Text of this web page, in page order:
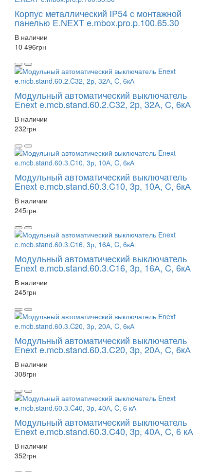
Корпус металлический IP54 с монтажной
панелью E.NEXT e.mbox.pro.p.100.65.30
В наличии
10 496грн
Модульный автоматический выключатель
Enext e.mcb.stand.60.2.C32, 2р, 32А, C, 6кА
В наличии
232грн
Модульный автоматический выключатель
Enext e.mcb.stand.60.3.C10, 3р, 10А, C, 6кА
В наличии
245грн
Модульный автоматический выключатель
Enext e.mcb.stand.60.3.C16, 3р, 16А, C, 6кА
В наличии
245грн
Модульный автоматический выключатель
Enext e.mcb.stand.60.3.C20, 3р, 20А, C, 6кА
В наличии
308грн
Модульный автоматический выключатель
Enext e.mcb.stand.60.3.C40, 3р, 40А, C, 6 кА
В наличии
352грн